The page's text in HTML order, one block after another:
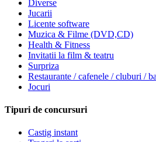
Diverse
Jucarii
Licente software
Muzica & Filme (DVD,CD)
Health & Fitness
Invitatii la film & teatru
Surpriza
Restaurante / cafenele / cluburi /
Jocuri
Tipuri de concursuri
Castig instant